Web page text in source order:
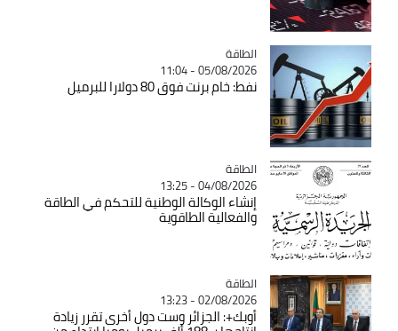
Catégorie
الطاقة
05/08/2026 - 11:04
نفط: خام برنت فوق 80 دولارا للبرميل
Catégorie
الطاقة
04/08/2026 - 13:25
إنشاء الوكالة الوطنية للتحكم في الطاقة
والفعالية الطاقوية
Catégorie
الطاقة
02/08/2026 - 13:23
أوبك+: الجزائر وست دول أخرى تقرر زيادة